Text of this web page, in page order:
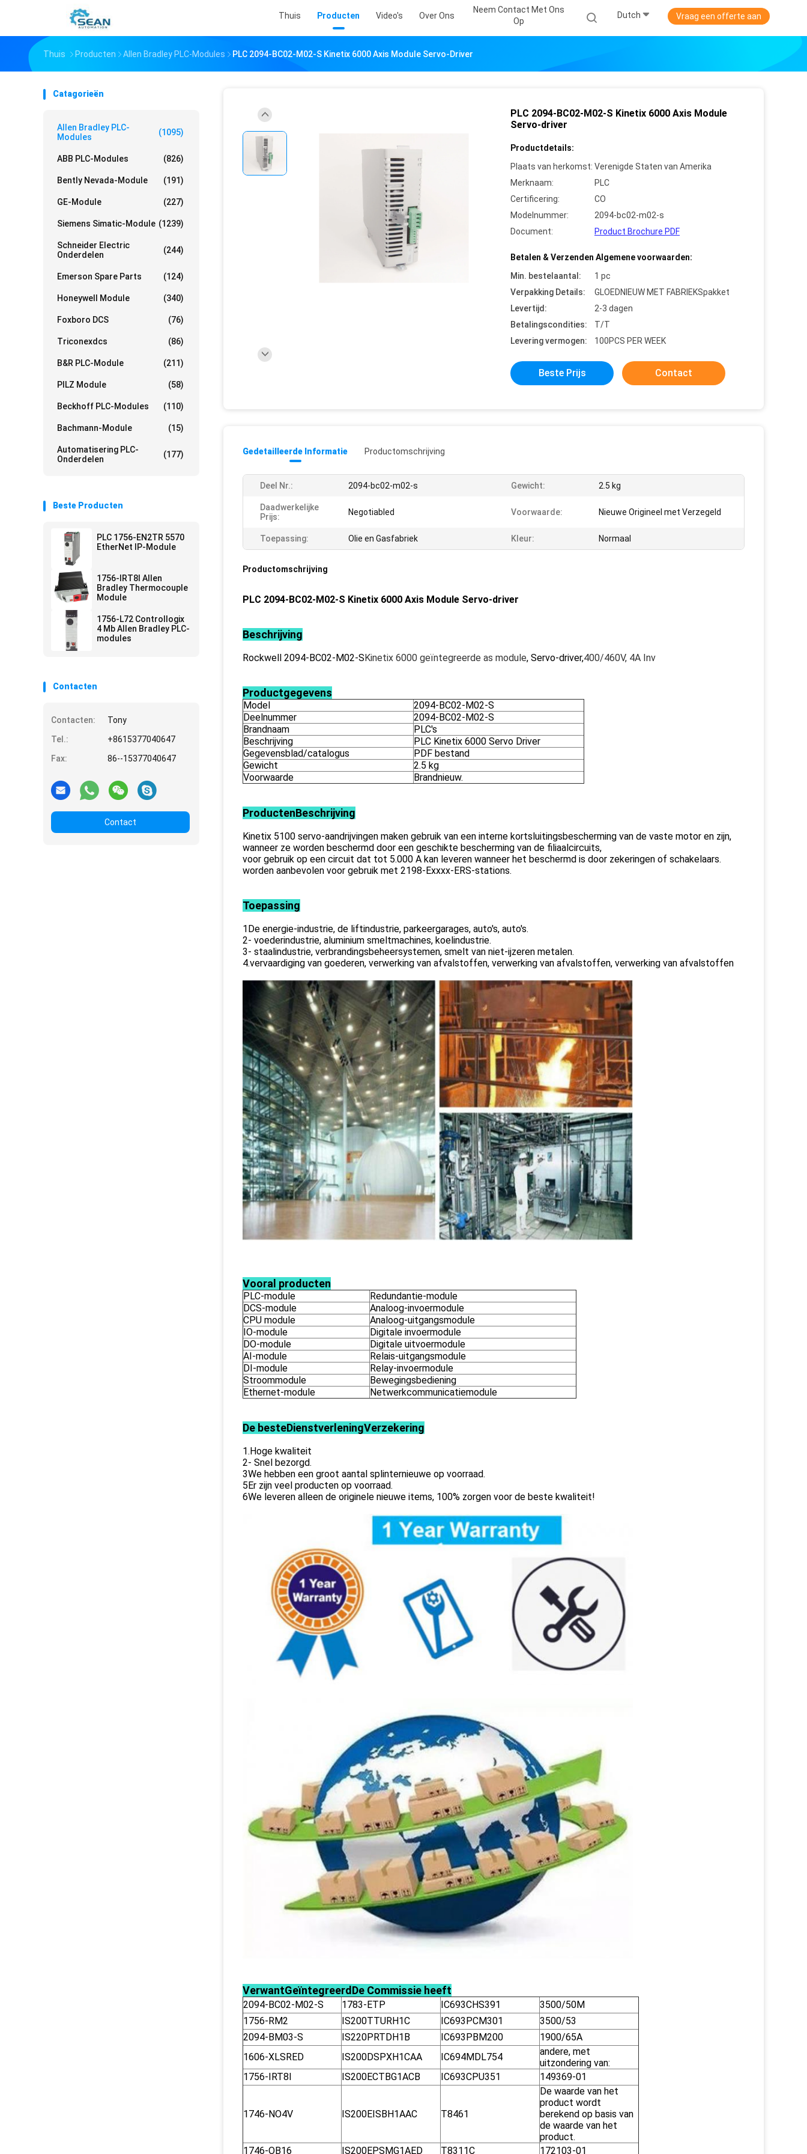
Thuis Producten Video's Over Ons
Neem Contact Met Ons
Op
Dutch Vraag een offerte aan
Thuis Producten Allen Bradley PLC-Modules PLC 2094-BC02-M02-S Kinetix 6000 Axis Module Servo-Driver
Catagorieën
Allen Bradley PLC-
Modules
(1095)
ABB PLC-Modules (826)
Bently Nevada-Module (191)
GE-Module (227)
Siemens Simatic-Module (1239)
Schneider Electric
Onderdelen
(244)
Emerson Spare Parts (124)
Honeywell Module (340)
Foxboro DCS (76)
Triconexdcs (86)
B&R PLC-Module (211)
PILZ Module (58)
Beckhoff PLC-Modules (110)
Bachmann-Module (15)
Automatisering PLC-
Onderdelen
(177)
Beste Producten
PLC 1756-EN2TR 5570
EtherNet IP-Module
1756-IRT8I Allen
Bradley Thermocouple
Module
1756-L72 Controllogix
4 Mb Allen Bradley PLC-
modules
Contacten
Contacten:
Tony
Tel.:
+8615377040647
Fax:
86--15377040647
Contact
PLC 2094-BC02-M02-S Kinetix 6000 Axis Module
Servo-driver
Productdetails:
Plaats van herkomst: Verenigde Staten van Amerika
Merknaam:
PLC
Certificering:
CO
Modelnummer:
2094-bc02-m02-s
Document:
Product Brochure PDF
Betalen & Verzenden Algemene voorwaarden:
Min. bestelaantal:
1 pc
Verpakking Details:
GLOEDNIEUW MET FABRIEKSpakket
Levertijd:
2-3 dagen
Betalingscondities:
T/T
Levering vermogen:
100PCS PER WEEK
Beste Prijs Contact
Gedetailleerde Informatie Productomschrijving
Deel Nr.: 2094-bc02-m02-s Gewicht: 2.5 kg
Daadwerkelijke
Prijs:
Negotiabled Voorwaarde: Nieuwe Origineel met Verzegeld
Toepassing: Olie en Gasfabriek Kleur: Normaal
Productomschrijving
PLC 2094-BC02-M02-S Kinetix 6000 Axis Module Servo-driver
Beschrijving
Rockwell 2094-BC02-M02-SKinetix 6000 geïntegreerde as module, Servo-driver,400/460V, 4A Inv
Productgegevens
Model
2094-BC02-M02-S
Deelnummer
2094-BC02-M02-S
Brandnaam
PLC's
Beschrijving
PLC Kinetix 6000 Servo Driver
Gegevensblad/catalogus
PDF bestand
Gewicht
2.5 kg
Voorwaarde
Brandnieuw.
ProductenBeschrijving
Kinetix 5100 servo-aandrijvingen maken gebruik van een interne kortsluitingsbescherming van de vaste motor en zijn,
wanneer ze worden beschermd door een geschikte bescherming van de filiaalcircuits,
voor gebruik op een circuit dat tot 5.000 A kan leveren wanneer het beschermd is door zekeringen of schakelaars.
worden aanbevolen voor gebruik met 2198-Exxxx-ERS-stations.
Toepassing
1De energie-industrie, de liftindustrie, parkeergarages, auto's, auto's.
2- voederindustrie, aluminium smeltmachines, koelindustrie.
3- staalindustrie, verbrandingsbeheersystemen, smelt van niet-ijzeren metalen.
4.vervaardiging van goederen, verwerking van afvalstoffen, verwerking van afvalstoffen, verwerking van afvalstoffen
Vooral producten
PLC-module
Redundantie-module
DCS-module
Analoog-invoermodule
CPU module
Analoog-uitgangsmodule
IO-module
Digitale invoermodule
DO-module
Digitale uitvoermodule
AI-module
Relais-uitgangsmodule
DI-module
Relay-invoermodule
Stroommodule
Bewegingsbediening
Ethernet-module
Netwerkcommunicatiemodule
De besteDienstverleningVerzekering
1.Hoge kwaliteit
2- Snel bezorgd.
3We hebben een groot aantal splinternieuwe op voorraad.
5Er zijn veel producten op voorraad.
6We leveren alleen de originele nieuwe items, 100% zorgen voor de beste kwaliteit!
VerwantGeïntegreerd De Commissie heeft
2094-BC02-M02-S 1783-ETP IC693CHS391
3500/50M
1756-RM2
IS200TTURH1C IC693PCM301
3500/53
2094-BM03-S
IS220PRTDH1B IC693PBM200
1900/65A
1606-XLSRED
IS200DSPXH1CAA IC694MDL754
andere, met
uitzondering van:
1756-IRT8I
IS200ECTBG1ACB IC693CPU351 149369-01
1746-NO4V IS200EISBH1AAC T8461
De waarde van het
product wordt
berekend op basis van
de waarde van het
product.
1746-OB16
IS200EPSMG1AED T8311C 172103-01